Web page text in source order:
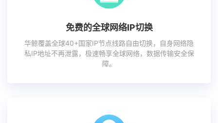
免费的全球网络IP切换
华鲸覆盖全球40+国家IP节点线路自由切换，自身网络隐
私IP地址不再泄露，极速畅享全球网络，数据传输安全保
障。